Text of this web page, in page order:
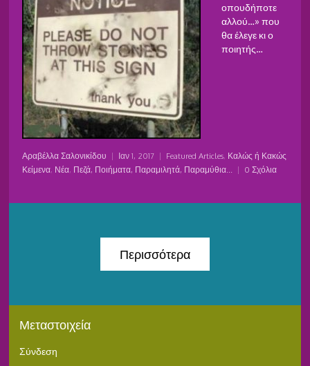
οπουδήποτε
αλλού…» που
θα έλεγε κι ο
ποιητής…
Αραβέλλα Σαλονικίδου | Ιαν 1, 2017 | Featured Articles, Καλώς ή Κακώς
Κείμενα, Νέα, Πεζά, Ποιήματα, Παραμιλητά, Παραμύθια... | 0 Σχόλια
Περισσότερα
Μεταστοιχεία
Σύνδεση